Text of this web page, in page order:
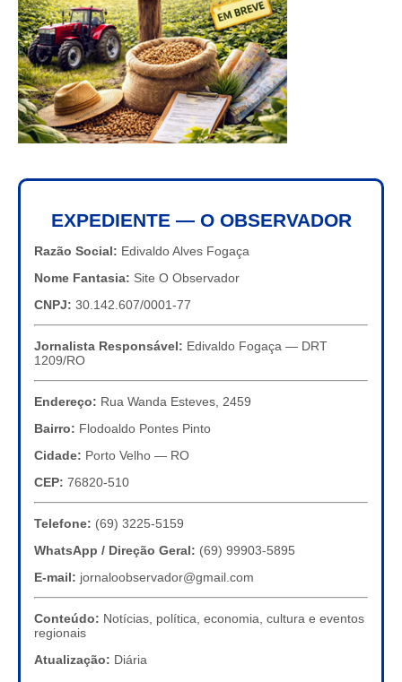
EXPEDIENTE — O OBSERVADOR
Razão Social: Edivaldo Alves Fogaça
Nome Fantasia: Site O Observador
CNPJ: 30.142.607/0001-77
Jornalista Responsável: Edivaldo Fogaça — DRT
1209/RO
Endereço: Rua Wanda Esteves, 2459
Bairro: Flodoaldo Pontes Pinto
Cidade: Porto Velho — RO
CEP: 76820-510
Telefone: (69) 3225-5159
WhatsApp / Direção Geral: (69) 99903-5895
E-mail: jornaloobservador@gmail.com
Conteúdo: Notícias, política, economia, cultura e eventos
regionais
Atualização: Diária